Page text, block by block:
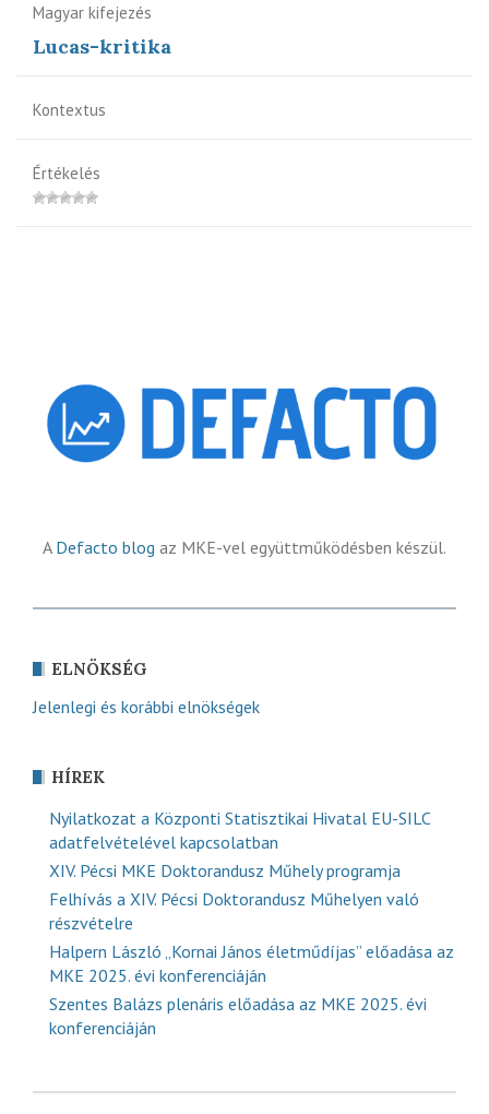
Magyar kifejezés
Lucas-kritika
Kontextus
Értékelés
A Defacto blog az MKE-vel együttműködésben készül.
ELNÖKSÉG
Jelenlegi és korábbi elnökségek
HÍREK
Nyilatkozat a Központi Statisztikai Hivatal EU-SILC
adatfelvételével kapcsolatban
XIV. Pécsi MKE Doktorandusz Műhely programja
Felhívás a XIV. Pécsi Doktorandusz Műhelyen való
részvételre
Halpern László „Kornai János életműdíjas” előadása az
MKE 2025. évi konferenciáján
Szentes Balázs plenáris előadása az MKE 2025. évi
konferenciáján